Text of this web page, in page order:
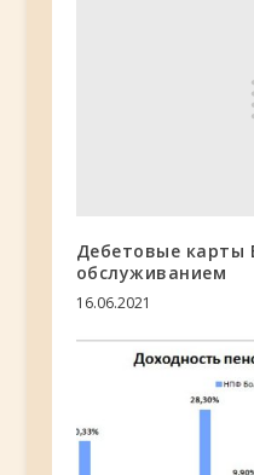
Дебетовые карты
обслуживанием
16.06.2021